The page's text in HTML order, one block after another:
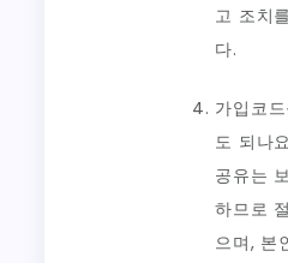
고 조치
다.
가입코
도 되나
공유는
하므로
으며, 본